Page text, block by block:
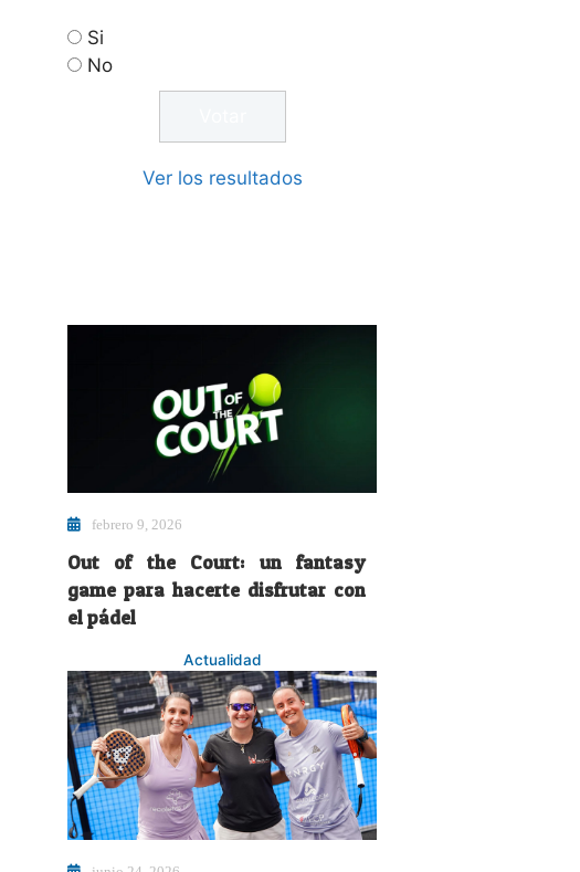
Si
No
Ver los resultados
febrero 9, 2026
Out of the Court: un fantasy
game para hacerte disfrutar con
el pádel
Actualidad